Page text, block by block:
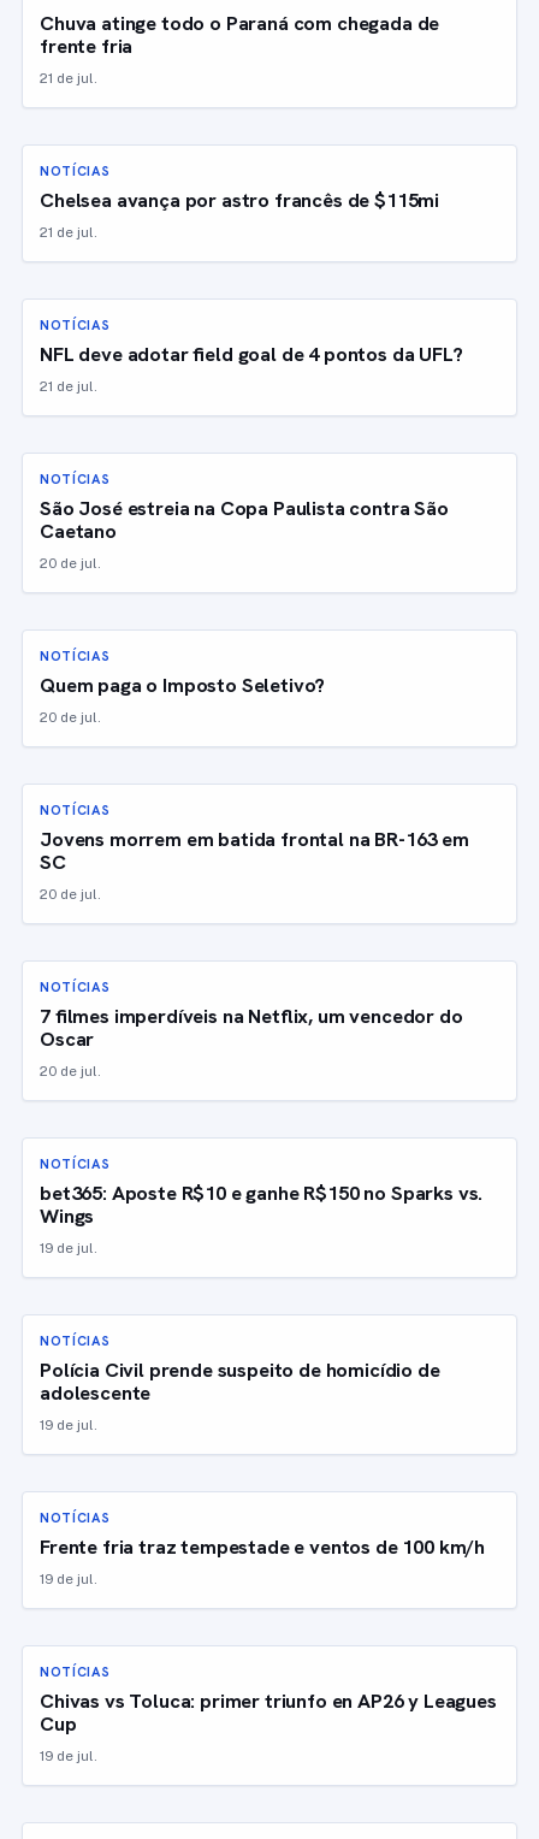
Chuva atinge todo o Paraná com chegada de
frente fria
21 de jul.
NOTÍCIAS
Chelsea avança por astro francês de $115mi
21 de jul.
NOTÍCIAS
NFL deve adotar field goal de 4 pontos da UFL?
21 de jul.
NOTÍCIAS
São José estreia na Copa Paulista contra São
Caetano
20 de jul.
NOTÍCIAS
Quem paga o Imposto Seletivo?
20 de jul.
NOTÍCIAS
Jovens morrem em batida frontal na BR-163 em
SC
20 de jul.
NOTÍCIAS
7 filmes imperdíveis na Netflix, um vencedor do
Oscar
20 de jul.
NOTÍCIAS
bet365: Aposte R$10 e ganhe R$150 no Sparks vs.
Wings
19 de jul.
NOTÍCIAS
Polícia Civil prende suspeito de homicídio de
adolescente
19 de jul.
NOTÍCIAS
Frente fria traz tempestade e ventos de 100 km/h
19 de jul.
NOTÍCIAS
Chivas vs Toluca: primer triunfo en AP26 y Leagues
Cup
19 de jul.